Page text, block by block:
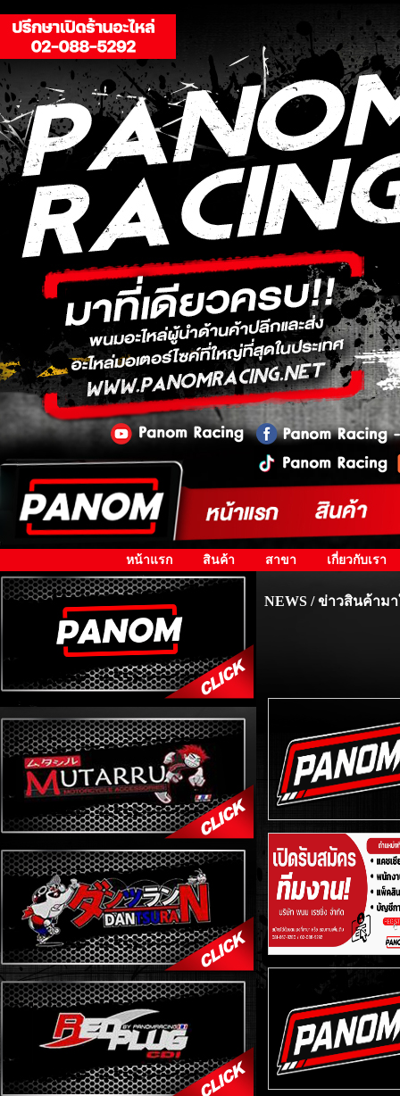
หน้าแรก สินค้า สาขา เกี่ยวกับเรา
NEWS / ข่าวสินค้าม